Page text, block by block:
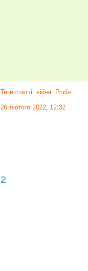
Теги статті: війна Росія
26 лютого 2022, 12:32
2